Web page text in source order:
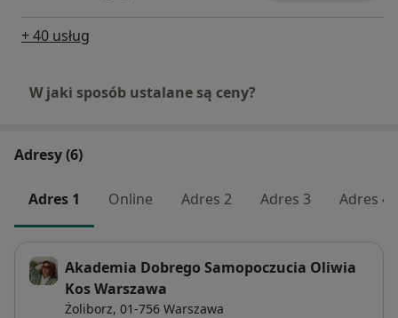
+ 40 usług
W jaki sposób ustalane są ceny?
Adresy (6)
Adres 1 Online Adres 2 Adres 3 Adres 4
Akademia Dobrego Samopoczucia Oliwia
Kos Warszawa
Żoliborz, 01-756 Warszawa